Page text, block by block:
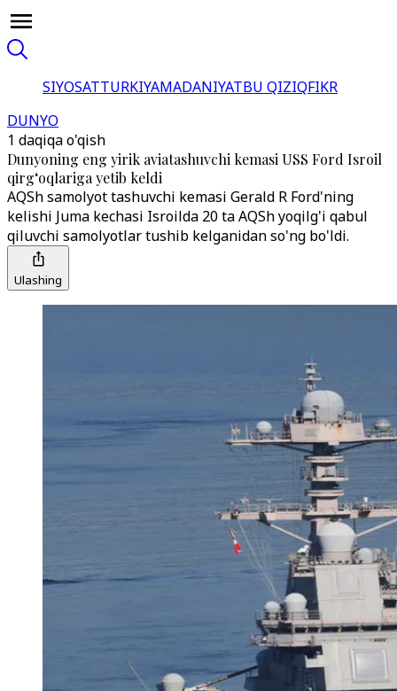
SIYOSATTURKIYAMADANIYATBU QIZIQFIKR
DUNYO
1 daqiqa o'qish
Dunyoning eng yirik aviatashuvchi kemasi USS Ford Isroil
qirg‘oqlariga yetib keldi
AQSh samolyot tashuvchi kemasi Gerald R Ford'ning
kelishi Juma kechasi Isroilda 20 ta AQSh yoqilg'i qabul
qiluvchi samolyotlar tushib kelganidan so'ng bo'ldi.
Ulashing